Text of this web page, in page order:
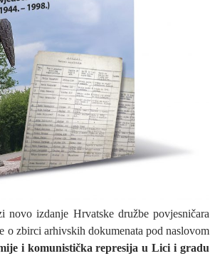
novo izdanje Hrvatske družbe povjesničara
o zbirci arhivskih dokumenata pod naslovom
i komunistička represija u Lici i gradu